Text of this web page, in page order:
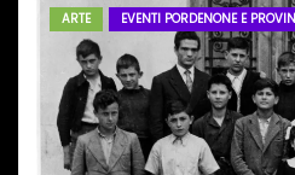
ARTE EVENTI PORDENONE E